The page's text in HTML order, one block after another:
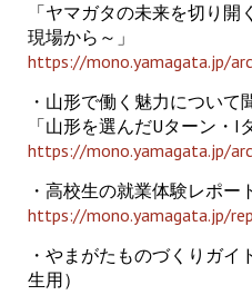
「ヤマガタの未来を切り
現場から～」
https://mono.yamagata.jp/
・山形で働く魅力について
「山形を選んだUターン・I
https://mono.yamagata.jp/
・高校生の就業体験レポー
https://mono.yamagata.jp/
・やまがたものづくりガ
生用）